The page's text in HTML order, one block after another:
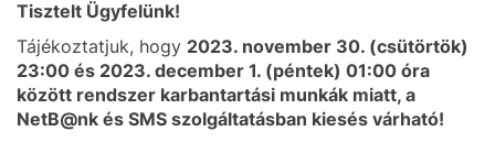
Tisztelt Ügyfelünk!
Tájékoztatjuk, hogy 2023. november 30. (csütörtök)
23:00 és 2023. december 1. (péntek) 01:00 óra
között rendszer karbantartási munkák miatt, a
NetB@nk és SMS szolgáltatásban kiesés várható!